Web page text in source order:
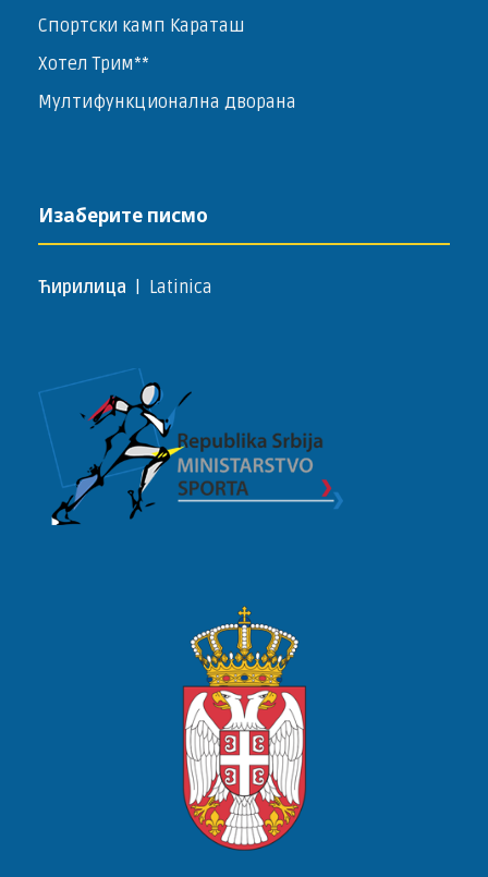
Спортски камп Караташ
Хотел Трим**
Мултифункционална дворана
Изаберите писмо
Ћирилица Latinica